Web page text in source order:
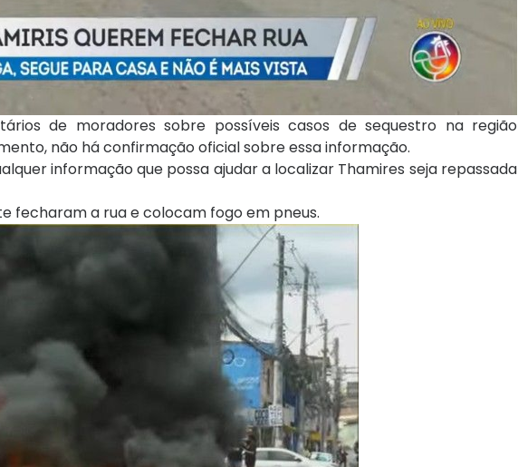
de moradores sobre possíveis casos de sequestro na região
não há confirmação oficial sobre essa informação.
informação que possa ajudar a localizar Thamires seja repassada
fecharam a rua e colocam fogo em pneus.